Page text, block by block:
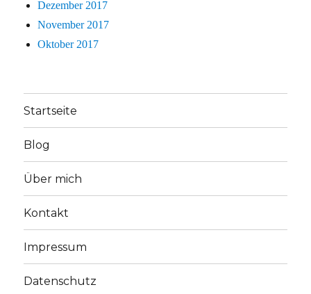
Dezember 2017
November 2017
Oktober 2017
Startseite
Blog
Über mich
Kontakt
Impressum
Datenschutz